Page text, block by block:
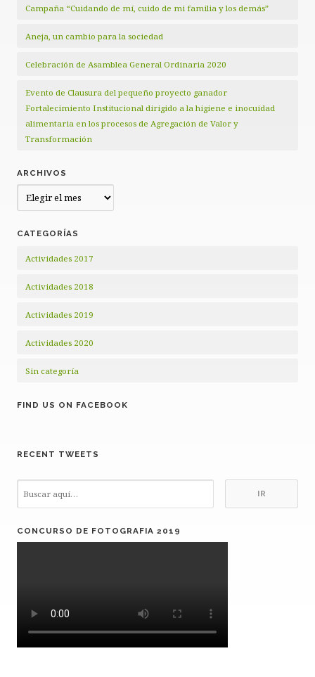
Campaña “Cuidando de mí, cuido de mi familia y los demás”
Aneja, un cambio para la sociedad
Celebración de Asamblea General Ordinaria 2020
Evento de Clausura del pequeño proyecto ganador
Fortalecimiento Institucional dirigido a la higiene e inocuidad
alimentaria en los procesos de Agregación de Valor y
Transformación
ARCHIVOS
Archivos
CATEGORÍAS
Actividades 2017
Actividades 2018
Actividades 2019
Actividades 2020
Sin categoría
FIND US ON FACEBOOK
RECENT TWEETS
CONCURSO DE FOTOGRAFIA 2019